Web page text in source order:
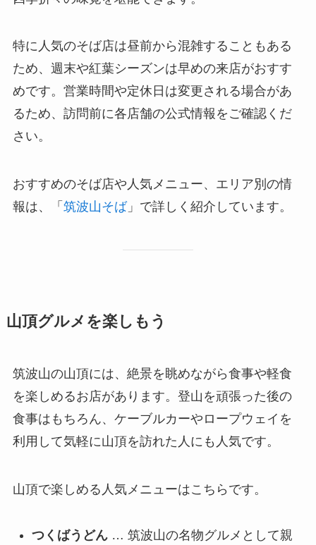
特に人気のそば店は昼前から混雑することもある
ため、週末や紅葉シーズンは早めの来店がおすす
めです。営業時間や定休日は変更される場合があ
るため、訪問前に各店舗の公式情報をご確認くだ
さい。
おすすめのそば店や人気メニュー、エリア別の情
報は、「 筑波山そば」で詳しく紹介しています。
山頂グルメを楽しもう
筑波山の山頂には、絶景を眺めながら食事や軽食
を楽しめるお店があります。登山を頑張った後の
食事はもちろん、ケーブルカーやロープウェイを
利用して気軽に山頂を訪れた人にも人気です。
山頂で楽しめる人気メニューはこちらです。
つくばうどん… 筑波山の名物グルメとして親